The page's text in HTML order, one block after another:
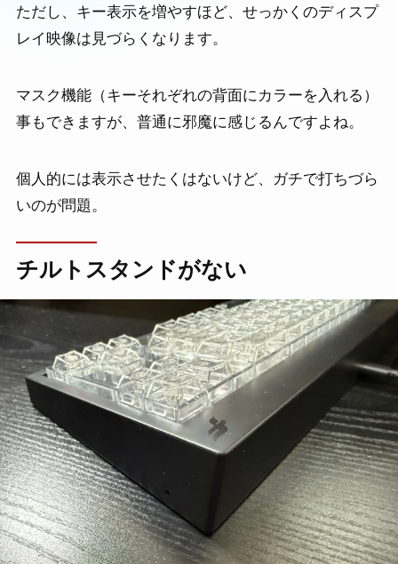
ただし、キー表示を増やすほど、せっかくのディスプ
レイ映像は見づらくなります。
マスク機能（キーそれぞれの背面にカラーを入れる）
事もできますが、普通に邪魔に感じるんですよね。
個人的には表示させたくはないけど、ガチで打ちづら
いのが問題。
チルトスタンドがない